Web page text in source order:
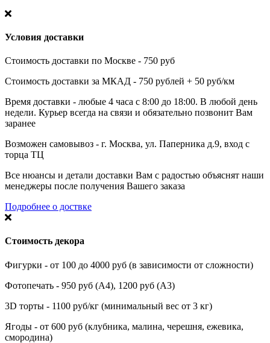
Условия доставки
Стоимость доставки по Москве - 750 руб
Стоимость доставки за МКАД - 750 рублей + 50 руб/км
Время доставки - любые 4 часа с 8:00 до 18:00. В любой день
недели. Курьер всегда на связи и обязательно позвонит Вам
заранее
Возможен самовывоз - г. Москва, ул. Паперника д.9, вход с
торца ТЦ
Все нюансы и детали доставки Вам с радостью объяснят наши
менеджеры после получения Вашего заказа
Подробнее о доствке
Стоимость декора
Фигурки - от 100 до 4000 руб (в зависимости от сложности)
Фотопечать - 950 руб (А4), 1200 руб (А3)
3D торты - 1100 руб/кг (минимальный вес от 3 кг)
Ягоды - от 600 руб (клубника, малина, черешня, ежевика,
смородина)